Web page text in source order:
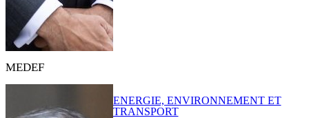
MEDEF
ENERGIE, ENVIRONNEMENT ET
TRANSPORT